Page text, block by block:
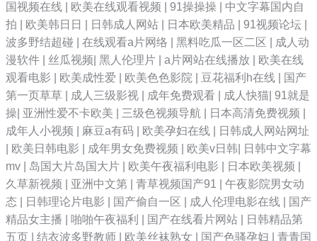
国视频在线
欧美在线观看视频 91操操操
中文字幕国内自
拍
欧美韩日日 日韩成人网站 日本欧美精品 91视频论坛
波多野结超碰
在线观看a片网络 黑料吃瓜一区二区
成人动
漫软件
丝瓜视频 黑人伦理片 a片网站在线播放
欧美在线
观看电影
欧美成性爱 欧美色色影院 豆花福利h在线
国产
第一页草草
成人三级影视 成年免费观看 成人快猫 91就是
操 亚洲性爱不卡欧美 三级色视频导航 日本高清免费视频
成年人小视频
麻豆a有码 欧美孕妇在线
日韩成人网站网址
欧美日韩电影 成年男女免费视频 欧美v日韩
日韩中文字幕
mv
岛国大片岛国大片 欧美午夜福利电影 日本欧美视频
久草新视频
亚洲中文第 青草视频国产91
午夜影院男女动
态
日韩理论片电影 国产偷自一区 成人伦理电影在线
国产
精品女主播
啪啪午夜福利 国产在线看片网站
日韩精品第
五页
结衣波多野教师 欧美丝袜熟女 国产色骚孕妇 青青国